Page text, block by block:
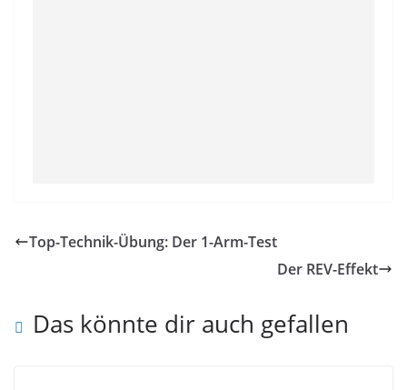
Top-Technik-Übung: Der 1-Arm-Test
Der REV-Effekt
Das könnte dir auch gefallen